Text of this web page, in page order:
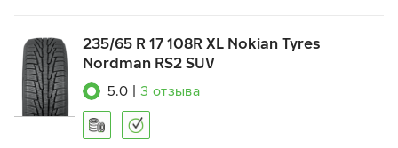
235/65 R 17 108R XL Nokian Tyres
Nordman RS2 SUV
5.0 3 отзыва